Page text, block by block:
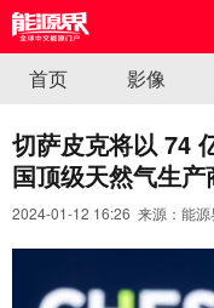
首页 影像
切萨皮克将以 74
国顶级天然气生产
2024-01-12 16:26 来源：能源